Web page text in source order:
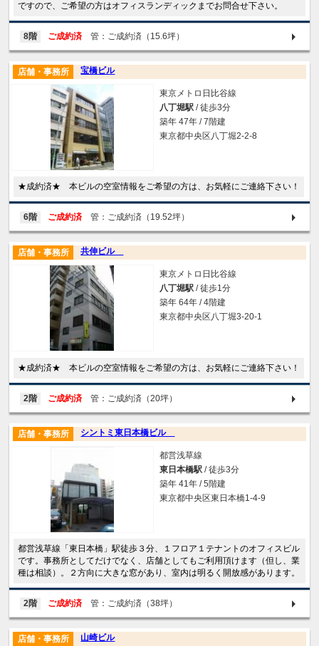
ですので、ご希望の方はオフィスランディックまでお問合せ下さい。
8階 ご成約済 管：ご成約済（15.6坪）
宝橋ビル
店舗・事務所
東京メトロ日比谷線
八丁堀駅 / 徒歩3分
築年 47年 / 7階建
東京都中央区八丁堀2-2-8
★成約済★ 本ビルの空室情報をご希望の方は、お気軽にご連絡下さい！
6階 ご成約済 管：ご成約済（19.52坪）
共伸ビル
店舗・事務所
東京メトロ日比谷線
八丁堀駅 / 徒歩1分
築年 64年 / 4階建
東京都中央区八丁堀3-20-1
★成約済★ 本ビルの空室情報をご希望の方は、お気軽にご連絡下さい！
2階 ご成約済 管：ご成約済（20坪）
シントミ東日本橋ビル
店舗・事務所
都営浅草線
東日本橋駅 / 徒歩3分
築年 41年 / 5階建
東京都中央区東日本橋1-4-9
都営浅草線「東日本橋」駅徒歩３分、１フロア１テナントのオフィスビル
です。事務所としてだけでなく、店舗としてもご利用頂けます（但し、業
種は相談）。２方向に大きな窓があり、室内は明るく開放感があります。
2階 ご成約済 管：ご成約済（38坪）
山崎ビル
店舗・事務所